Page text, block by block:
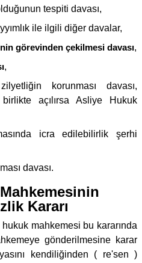
tespiti davası,
ile ilgili diğer davalar,
görevinden çekilmesi davası,
,
korunması davası,
açılırsa Asliye Hukuk
icra edilebilirlik şerhi
davası.
Kararı
mahkemesi bu kararında
gönderilmesine karar
kendiliğinden ( re'sen )